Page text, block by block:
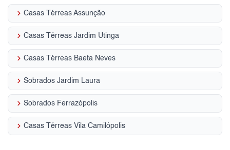
keyboard_arrow_right Casas Térreas Assunção
keyboard_arrow_right Casas Térreas Jardim Utinga
keyboard_arrow_right Casas Térreas Baeta Neves
keyboard_arrow_right Sobrados Jardim Laura
keyboard_arrow_right Sobrados Ferrazópolis
keyboard_arrow_right Casas Térreas Vila Camilópolis